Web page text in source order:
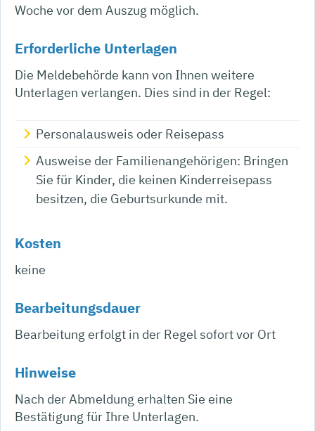
Woche vor dem Auszug möglich.
Erforderliche Unterlagen
Die Meldebehörde kann von Ihnen weitere
Unterlagen verlangen. Dies sind in der Regel:
Personalausweis oder Reisepass
Ausweise der Familienangehörigen: Bringen
Sie für Kinder, die keinen Kinderreisepass
besitzen, die Geburtsurkunde mit.
Kosten
keine
Bearbeitungsdauer
Bearbeitung erfolgt in der Regel sofort vor Ort
Hinweise
Nach der Abmeldung erhalten Sie eine
Bestätigung für Ihre Unterlagen.